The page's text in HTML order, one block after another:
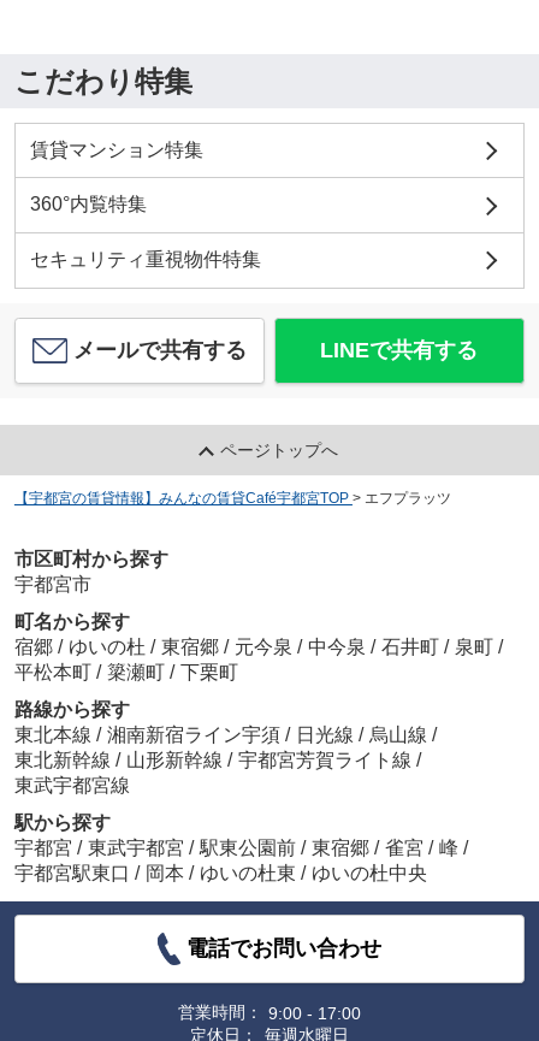
こだわり特集
賃貸マンション特集
360°内覧特集
セキュリティ重視物件特集
メールで共有する LINEで共有する
ページトップへ
【宇都宮の賃貸情報】みんなの賃貸Café宇都宮TOP > エフプラッツ
市区町村から探す
宇都宮市
町名から探す
宿郷 / ゆいの杜 / 東宿郷 / 元今泉 / 中今泉 / 石井町 / 泉町 /
平松本町 / 簗瀬町 / 下栗町
路線から探す
東北本線 / 湘南新宿ライン宇須 / 日光線 / 烏山線 /
東北新幹線 / 山形新幹線 / 宇都宮芳賀ライト線 /
東武宇都宮線
駅から探す
宇都宮 / 東武宇都宮 / 駅東公園前 / 東宿郷 / 雀宮 / 峰 /
宇都宮駅東口 / 岡本 / ゆいの杜東 / ゆいの杜中央
電話でお問い合わせ
営業時間：
9:00 - 17:00
定休日：
毎週水曜日